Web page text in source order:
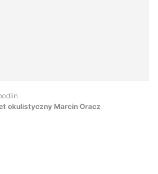
okulistyczny Marcin Oracz